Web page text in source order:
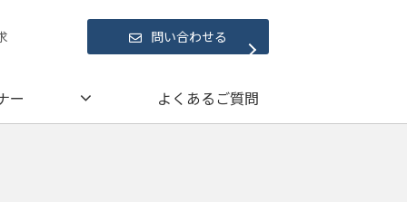
問い合わせる
ー よくあるご質問